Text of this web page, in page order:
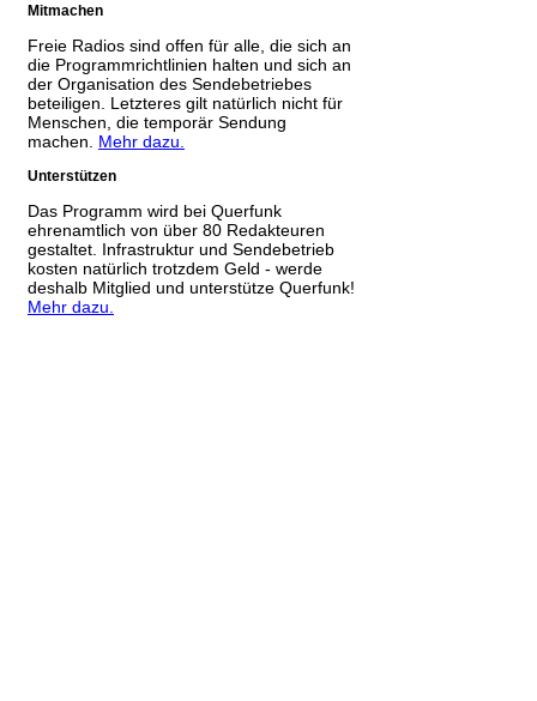
Mitmachen
Freie Radios sind offen für alle, die sich an
die Programmrichtlinien halten und sich an
der Organisation des Sendebetriebes
beteiligen. Letzteres gilt natürlich nicht für
Menschen, die temporär Sendung
machen. Mehr dazu.
Unterstützen
Das Programm wird bei Querfunk
ehrenamtlich von über 80 Redakteuren
gestaltet. Infrastruktur und Sendebetrieb
kosten natürlich trotzdem Geld - werde
deshalb Mitglied und unterstütze Querfunk!
Mehr dazu.